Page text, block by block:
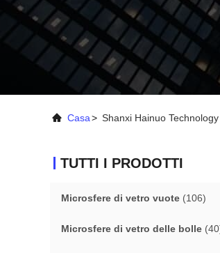
Casa> Shanxi Hainuo
TUTTI I PRODOTTI
Microsfere di vetro vuote (106)
Microsfere di vetro delle bolle